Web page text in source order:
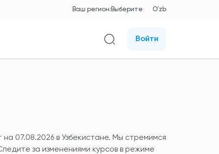
Ваш регион: Выберите O'zb
Войти
07.08.2026 в Узбекистане. Мы стремимся
за изменениями курсов в режиме